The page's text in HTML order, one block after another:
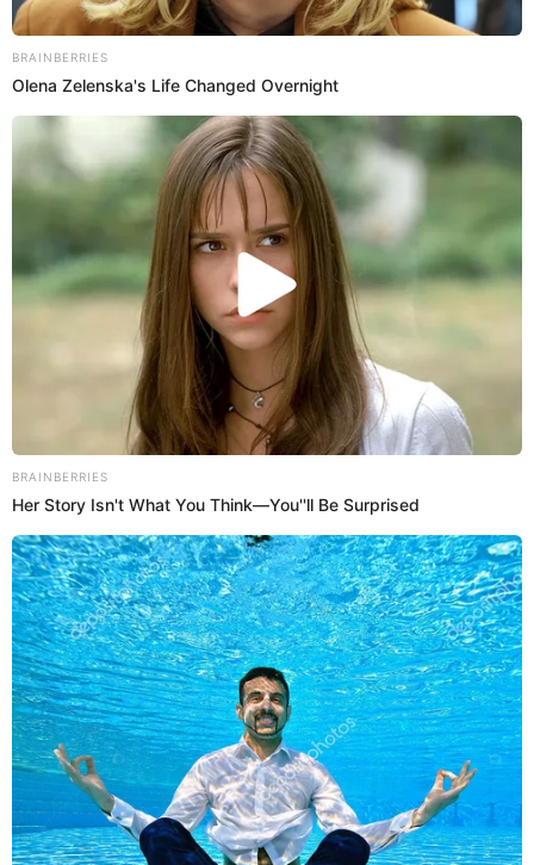
13 Oct 2025 | 17:44 h
Incendio en Cercado de Lima: Sedapal envía
cisterna para apoyar a bomberos
El incendio ha generado preocupación en los vecinos, recordando
un incidente reciente en Pamplona Alta donde las llamas también
afectaron a más de 70 hogares.
Alannis Castañeda
Incendio